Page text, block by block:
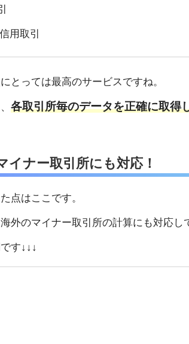
用取引
とっては最高のサービスですね。
各取引所毎のデータを正確に取得
イナー取引所にも対応！
点はここです。
外のマイナー取引所の計算にも対応
す↓↓↓